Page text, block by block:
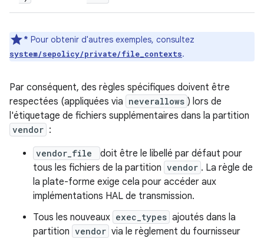
* Pour obtenir d'autres exemples, consultez
system/sepolicy/private/file_contexts.
Par conséquent, des règles spécifiques doivent être
respectées (appliquées via neverallows ) lors de
l'étiquetage de fichiers supplémentaires dans la partition
vendor :
vendor_file
doit être le libellé par défaut pour
tous les fichiers de la partition vendor . La règle de
la plate-forme exige cela pour accéder aux
implémentations HAL de transmission.
Tous les nouveaux exec_types ajoutés dans la
partition vendor via le règlement du fournisseur